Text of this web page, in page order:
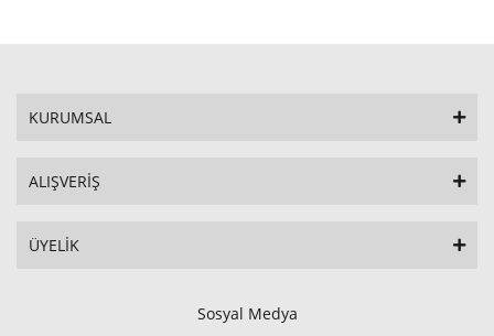
KURUMSAL
ALIŞVERİŞ
ÜYELİK
Sosyal Medya